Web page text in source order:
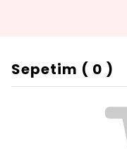
Sepetim ( 0 )